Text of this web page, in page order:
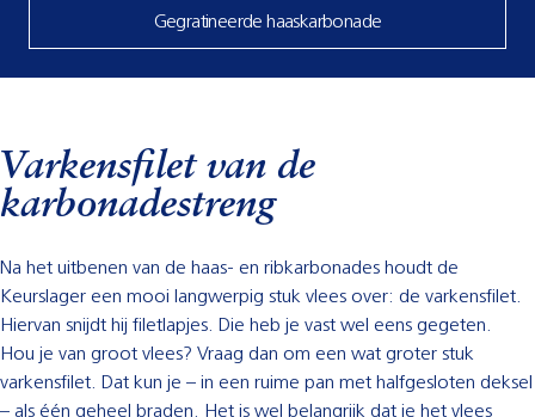
Gegratineerde haaskarbonade
Varkensfilet van de
karbonadestreng
Na het uitbenen van de haas- en ribkarbonades houdt de
Keurslager een mooi langwerpig stuk vlees over: de varkensfilet.
Hiervan snijdt hij filetlapjes. Die heb je vast wel eens gegeten.
Hou je van groot vlees? Vraag dan om een wat groter stuk
varkensfilet. Dat kun je – in een ruime pan met halfgesloten deksel
– als één geheel braden. Het is wel belangrijk dat je het vlees